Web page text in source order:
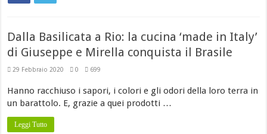
Dalla Basilicata a Rio: la cucina ‘made in Italy’
di Giuseppe e Mirella conquista il Brasile
29 Febbraio 2020 0 699
Hanno racchiuso i sapori, i colori e gli odori della loro terra in
un barattolo. E, grazie a quei prodotti …
Leggi Tutto